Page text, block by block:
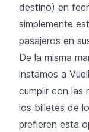
destino) en
simplemente
pasajeros en
De la misma
instamos a
cumplir con las
los billetes de
prefieren esta